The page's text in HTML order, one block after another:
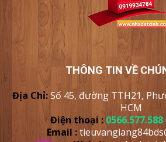
THÔNG TIN VỀ
Địa Chỉ:Số 45, đường TTH21,
HCM
Điện thoại : 0566.577.588
Email :